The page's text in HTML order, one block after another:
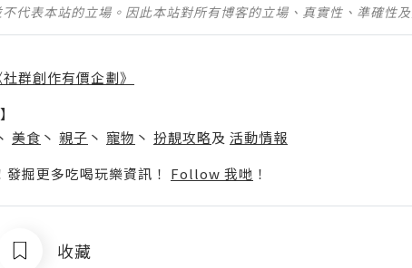
代表本站的立場。因此本站對所有博客的立場、真實性、準確性
群創作有價企劃》
美食 丶 親子 丶 寵物 丶 扮靚攻略及 活動情報
掘更多吃喝玩樂資訊！ Follow 我哋 ！
收藏